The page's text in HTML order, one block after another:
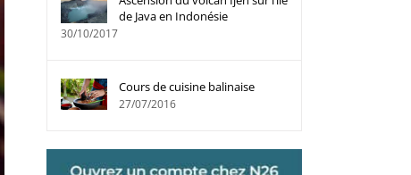
de Java en Indonésie
30/10/2017
Cours de cuisine balinaise
27/07/2016